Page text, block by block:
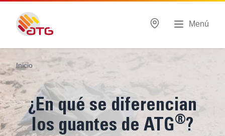
Menú
Inicio
¿En qué se diferencian
los guantes de ATG®?